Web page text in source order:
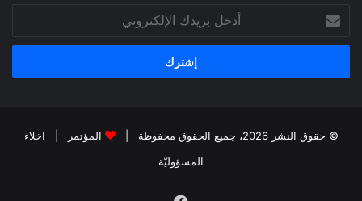
بريدك
الإلكتروني
© حقوق النشر 2026، جميع الحقوق محفوظة | المؤتمر
اخلاء
المسؤوليّة